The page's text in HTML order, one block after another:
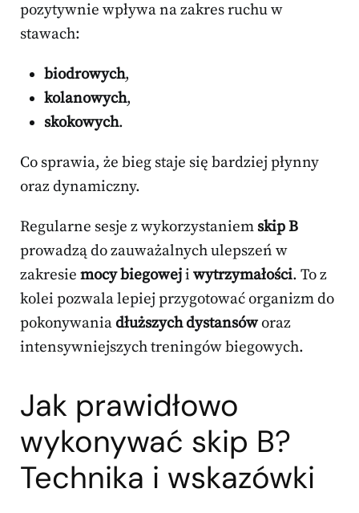
pozytywnie wpływa na zakres ruchu w
stawach:
biodrowych,
kolanowych,
skokowych.
Co sprawia, że bieg staje się bardziej płynny
oraz dynamiczny.
Regularne sesje z wykorzystaniem skip B
prowadzą do zauważalnych ulepszeń w
zakresie mocy biegoweji wytrzymałości. To z
kolei pozwala lepiej przygotować organizm do
pokonywaniadłuższych dystansóworaz
intensywniejszych treningów biegowych.
Jak prawidłowo
wykonywać skip B?
Technika i wskazówki